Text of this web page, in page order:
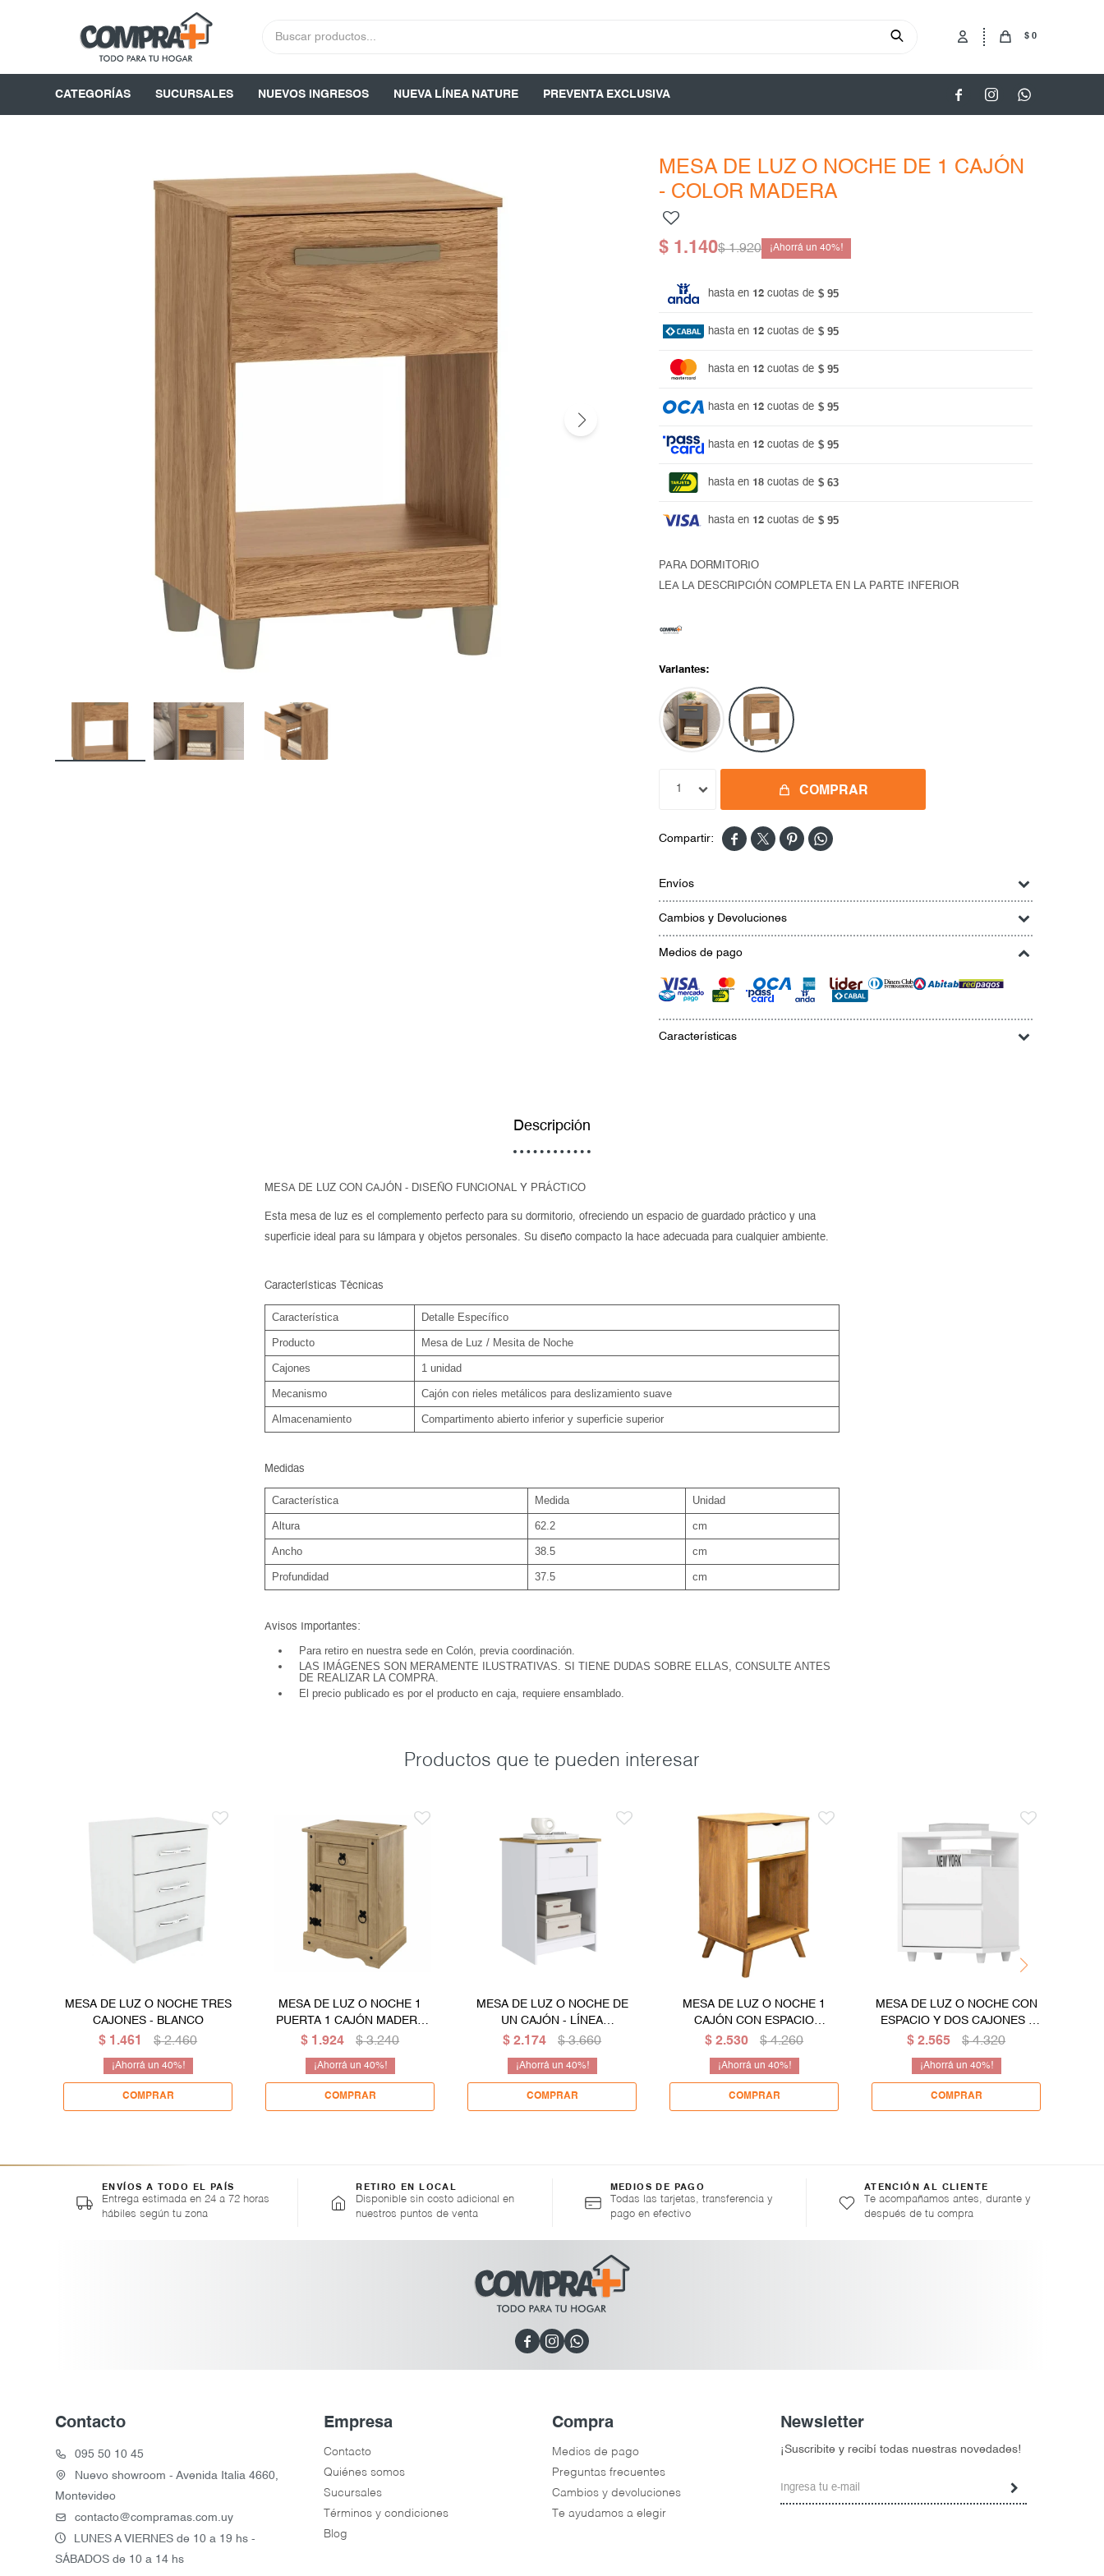
CATEGORÍAS SUCURSALES NUEVOS INGRESOS NUEVA LÍNEA NATURE PREVENTA EXCLUSIVA
$ 0
  
MESA DE LUZ O NOCHE DE 1 CAJÓN
- COLOR MADERA
$ 1.140$ 1.920 40
hasta en 12 cuotas de $ 95
hasta en 12 cuotas de $ 95
hasta en 12 cuotas de $ 95
hasta en 12 cuotas de $ 95
hasta en 12 cuotas de $ 95
hasta en 18 cuotas de $ 63
hasta en 12 cuotas de $ 95
PARA DORMITORIO
LEA LA DESCRIPCIÓN COMPLETA EN LA PARTE INFERIOR
Variantes:
1 COMPRAR
   
Envíos
Cambios y Devoluciones
Medios de pago
Características
Descripción
MESA DE LUZ CON CAJÓN - DISEÑO FUNCIONAL Y PRÁCTICO
Esta mesa de luz es el complemento perfecto para su dormitorio, ofreciendo un espacio de guardado práctico y una
superficie ideal para su lámpara y objetos personales. Su diseño compacto la hace adecuada para cualquier ambiente.
Características Técnicas
Característica Detalle Específico
Producto Mesa de Luz / Mesita de Noche
Cajones 1 unidad
Mecanismo Cajón con rieles metálicos para deslizamiento suave
Almacenamiento Compartimento abierto inferior y superficie superior
Medidas
Característica Medida Unidad
Altura 62.2 cm
Ancho 38.5 cm
Profundidad 37.5 cm
Avisos Importantes:
Para retiro en nuestra sede en Colón, previa coordinación.
LAS IMÁGENES SON MERAMENTE ILUSTRATIVAS. SI TIENE DUDAS SOBRE ELLAS, CONSULTE ANTES
DE REALIZAR LA COMPRA.
El precio publicado es por el producto en caja, requiere ensamblado.
Productos que te pueden interesar
MESA DE LUZ O NOCHE TRES
CAJONES - BLANCO
$ 1.461 $ 2.460
40
MESA DE LUZ O NOCHE 1
PUERTA 1 CAJÓN MADERA
MACIZA EN LÍNEA MEXICANA -
$ 1.924 $ 3.240
40
MESA DE LUZ O NOCHE DE
UN CAJÓN - LÍNEA
AMERICANA
$ 2.174 $ 3.660
40
MESA DE LUZ O NOCHE 1
CAJÓN CON ESPACIO
INFERIOR - BLANCO
$ 2.530 $ 4.260
40
MESA DE LUZ O NOCHE CON
ESPACIO Y DOS CAJONES -
BLANCO
$ 2.565 $ 4.320
40
ENVÍOS A TODO EL PAÍS
Entrega estimada en 24 a 72 horas
hábiles según tu zona
RETIRO EN LOCAL
Disponible sin costo adicional en
nuestros puntos de venta
MEDIOS DE PAGO
Todas las tarjetas, transferencia y
pago en efectivo
ATENCIÓN AL CLIENTE
Te acompañamos antes, durante y
después de tu compra
  
Contacto
095 50 10 45
Nuevo showroom - Avenida Italia 4660,
Montevideo
contacto@compramas.com.uy
LUNES A VIERNES de 10 a 19 hs -
SÁBADOS de 10 a 14 hs
Empresa
Contacto
Quiénes somos
Sucursales
Términos y condiciones
Blog
Compra
Medios de pago
Preguntas frecuentes
Cambios y devoluciones
Te ayudamos a elegir
Newsletter
¡Suscribite y recibí todas nuestras novedades!